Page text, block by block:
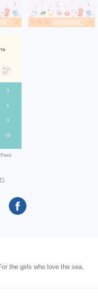
the girls who love the sea,